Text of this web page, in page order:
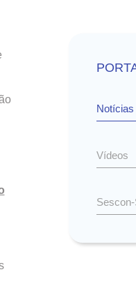
Notícias
Vídeos